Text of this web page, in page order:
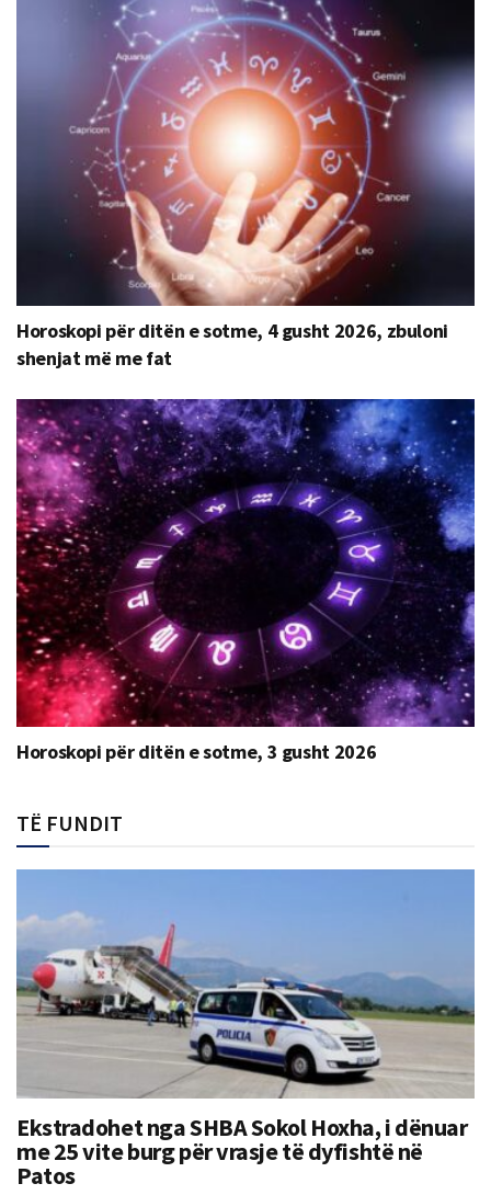
Horoskopi për ditën e sotme, 4 gusht 2026, zbuloni
shenjat më me fat
Horoskopi për ditën e sotme, 3 gusht 2026
TË FUNDIT
Ekstradohet nga SHBA Sokol Hoxha, i dënuar
me 25 vite burg për vrasje të dyfishtë në
Patos